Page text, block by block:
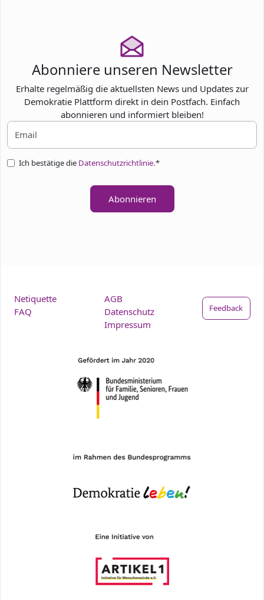
Abonniere unseren Newsletter
Erhalte regelmäßig die aktuellsten News und Updates zur
Demokratie Plattform direkt in dein Postfach. Einfach
abonnieren und informiert bleiben!
Ich bestätige die Datenschutzrichtlinie.*
Abonnieren
Netiquette
FAQ
AGB
Datenschutz
Impressum
Feedback